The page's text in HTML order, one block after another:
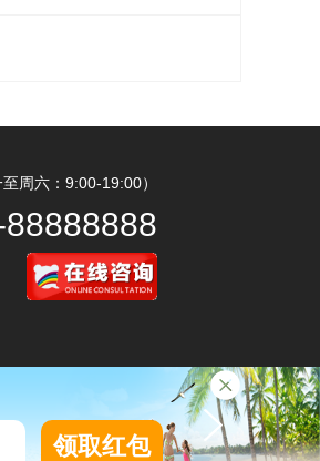
周六：9:00-19:00）
领取红包
领取红包
领取红包
领取红包